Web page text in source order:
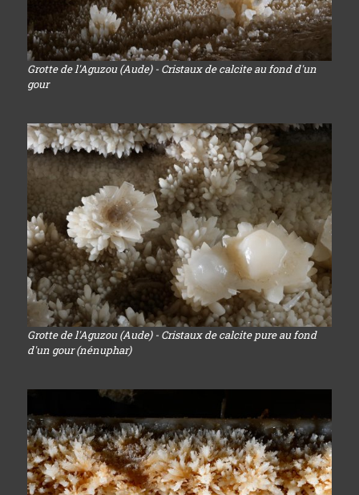
Grotte de l'Aguzou (Aude) - Cristaux de calcite au fond d'un
gour
Grotte de l'Aguzou (Aude) - Cristaux de calcite pure au fond
d'un gour (nénuphar)